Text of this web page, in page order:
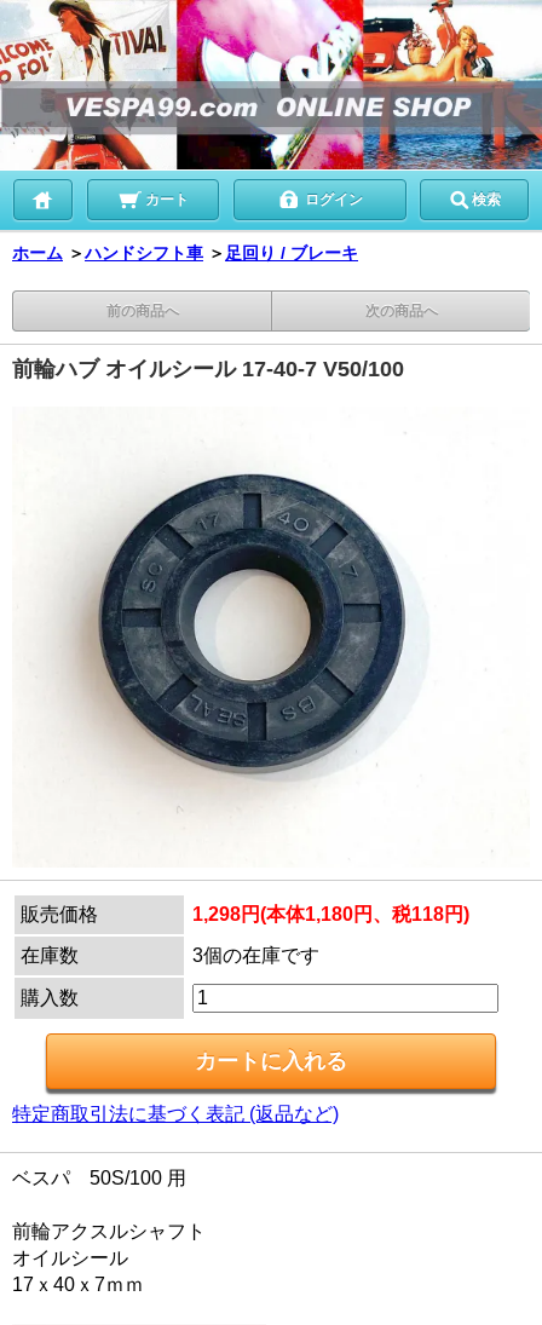
カート ログイン 検索
ホーム ＞ハンドシフト車 ＞ 足回り / ブレーキ
前の商品へ 次の商品へ
前輪ハブ オイルシール 17-40-7 V50/100
販売価格
1,298円(本体1,180円、税118円)
在庫数
3個の在庫です
購入数
特定商取引法に基づく表記 (返品など)
ベスパ 50S/100 用
前輪アクスルシャフト
オイルシール
17ｘ40ｘ7ｍｍ